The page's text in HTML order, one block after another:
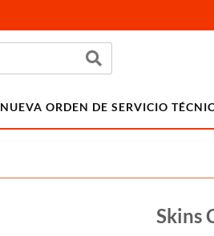
NUEVA ORDEN DE SERVICIO
Skins